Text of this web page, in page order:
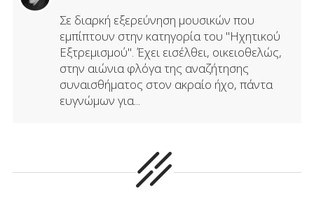
Σε διαρκή εξερεύνηση μουσικών που
εμπίπτουν στην κατηγορία του "Ηχητικού
Εξτρεμισμού". Έχει εισέλθει, οικειοθελώς,
στην αιώνια φλόγα της αναζήτησης
συναισθήματος στον ακραίο ήχο, πάντα
ευγνώμων για...